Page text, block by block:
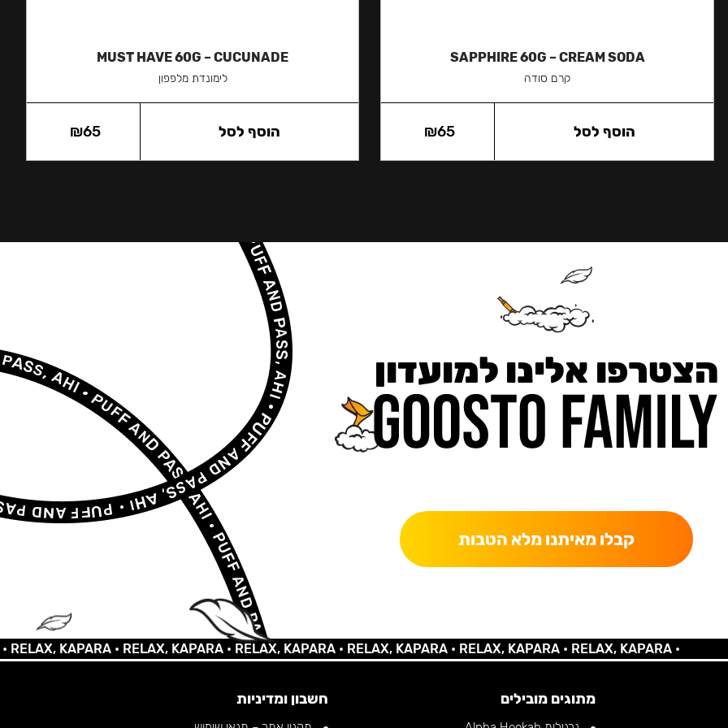
SAPPHIRE 60G – CREAM SODA
קרם סודה
₪65 הוסף לסל
MUST HAVE 60G – CUCUNADE
לימונדת מלפפון
₪65 הוסף לסל
הצטרפו אלינו למועדון
קבלו מאיתנו מלא הטבות
KAPARA •RELAX, KAPARA •RELAX, KAPARA •RELAX, KAPARA •RELAX, KAPARA •RELAX, KAPARA •
מתוגים מובילים חשבון ומדיניות